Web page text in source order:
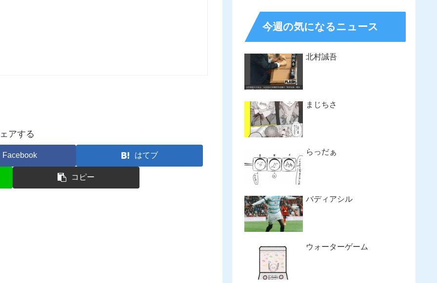
アする
Facebook はてブ
コピー
今週の気になるニュース
北村誠吾
まじちさ
らっだぁ
バディアシル
ウォーターゲーム